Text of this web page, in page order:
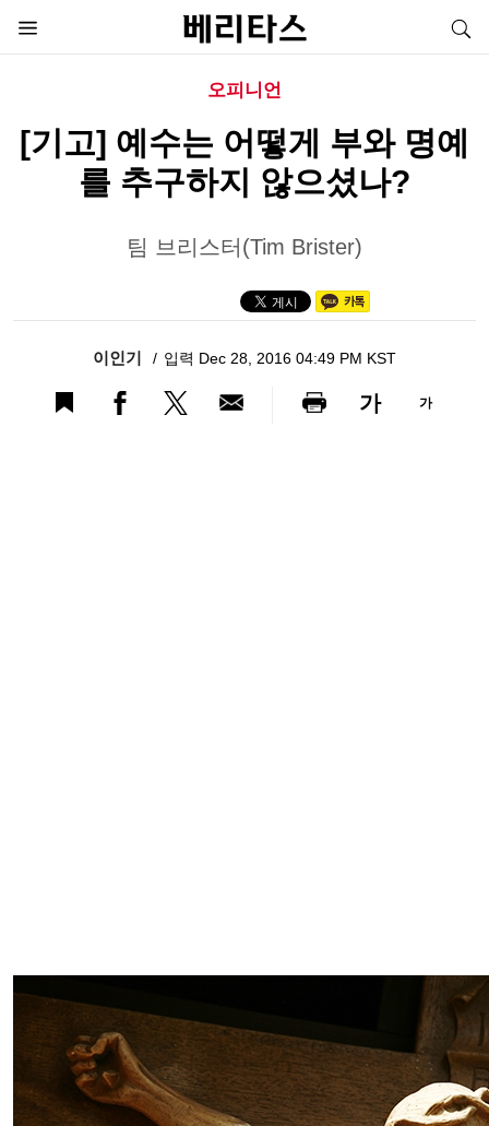
오피니언
[기고] 예수는 어떻게 부와 명예
를 추구하지 않으셨나?
팀 브리스터(Tim Brister)
이인기 입력 Dec 28, 2016 04:49 PM KST
가 가